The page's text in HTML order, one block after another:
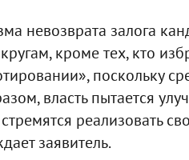
невозврата залога
кроме тех, кто
поскольку
власть пытается
реализовать
заявитель.